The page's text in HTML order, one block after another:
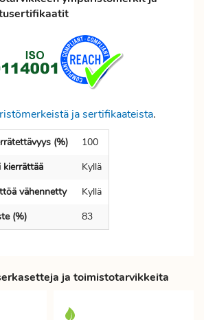
ja sertifikaateista.
(%)
100
kierrättää
Kyllä
vähennetty
Kyllä
(%)
83
ja toimistotarvikkeita